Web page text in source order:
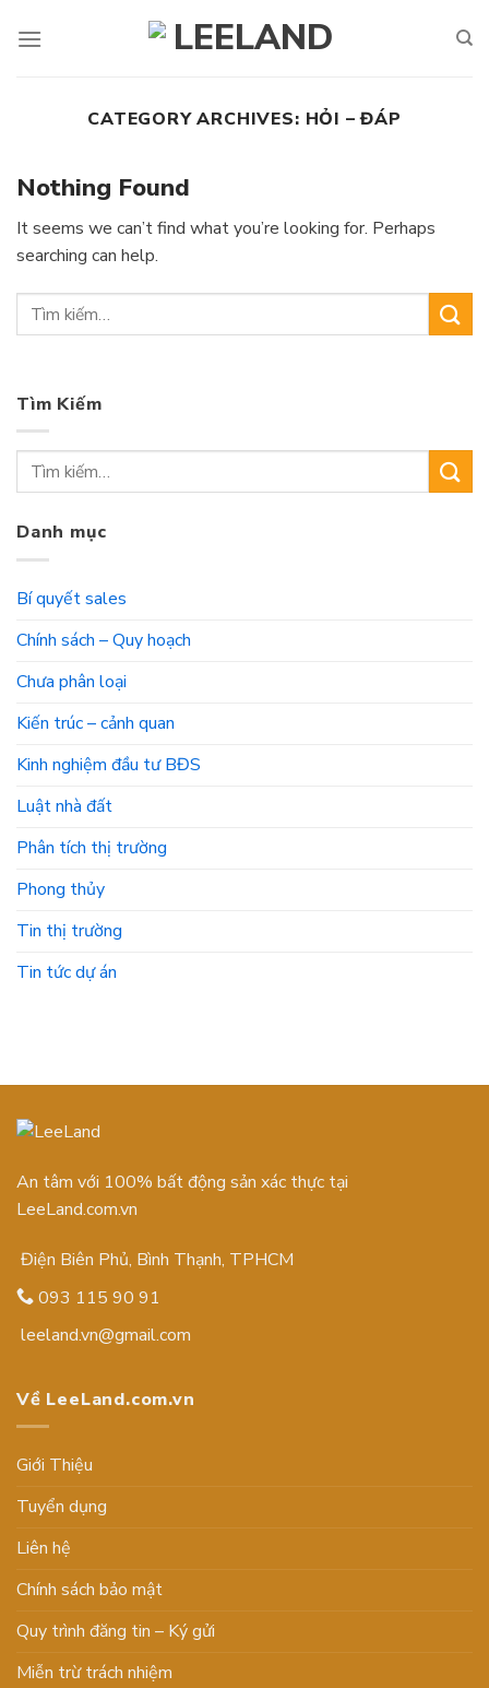
CATEGORY ARCHIVES: HỎI – ĐÁP
Nothing Found
It seems we can’t find what you’re looking for. Perhaps
searching can help.
Tìm Kiếm
Danh mục
Bí quyết sales
Chính sách – Quy hoạch
Chưa phân loại
Kiến trúc – cảnh quan
Kinh nghiệm đầu tư BĐS
Luật nhà đất
Phân tích thị trường
Phong thủy
Tin thị trường
Tin tức dự án
An tâm với 100% bất động sản xác thực tại
LeeLand.com.vn
Điện Biên Phủ, Bình Thạnh, TPHCM
093 115 90 91
leeland.vn@gmail.com
Về LeeLand.com.vn
Giới Thiệu
Tuyển dụng
Liên hệ
Chính sách bảo mật
Quy trình đăng tin – Ký gửi
Miễn trừ trách nhiệm